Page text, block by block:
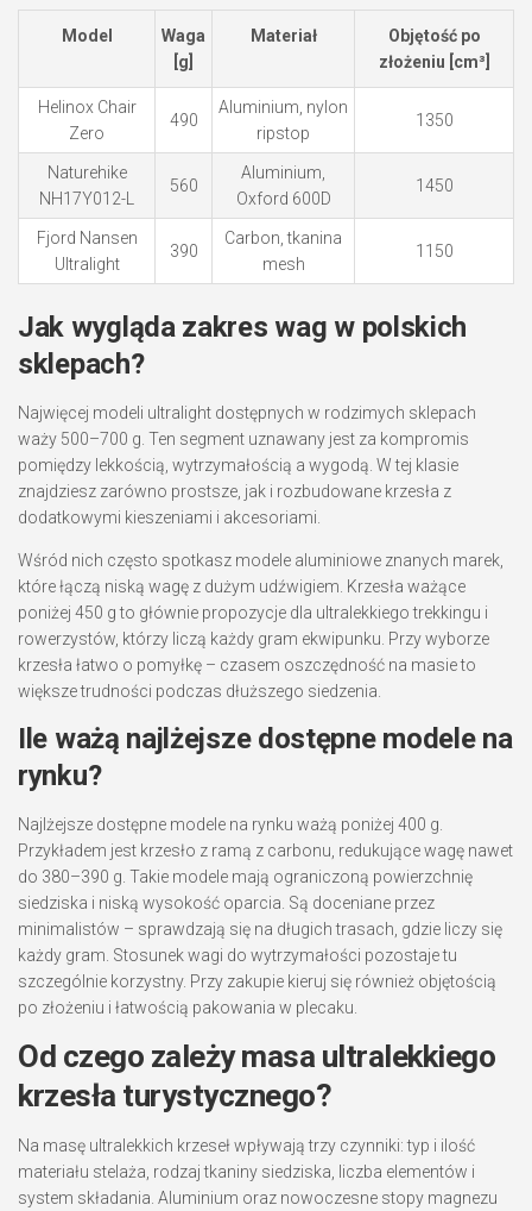
Model
Waga
[g]
Materiał
Objętość po
złożeniu [cm³]
Helinox Chair
Zero
490
Aluminium, nylon
ripstop
1350
Naturehike
NH17Y012-L
560
Aluminium,
Oxford 600D
1450
Fjord Nansen
Ultralight
390
Carbon, tkanina
mesh
1150
Jak wygląda zakres wag w polskich
sklepach?
Najwięcej modeli ultralight dostępnych w rodzimych sklepach
waży 500–700 g. Ten segment uznawany jest za kompromis
pomiędzy lekkością, wytrzymałością a wygodą. W tej klasie
znajdziesz zarówno prostsze, jak i rozbudowane krzesła z
dodatkowymi kieszeniami i akcesoriami.
Wśród nich często spotkasz modele aluminiowe znanych marek,
które łączą niską wagę z dużym udźwigiem. Krzesła ważące
poniżej 450 g to głównie propozycje dla ultralekkiego trekkingu i
rowerzystów, którzy liczą każdy gram ekwipunku. Przy wyborze
krzesła łatwo o pomyłkę – czasem oszczędność na masie to
większe trudności podczas dłuższego siedzenia.
Ile ważą najlżejsze dostępne modele na
rynku?
Najlżejsze dostępne modele na rynku ważą poniżej 400 g.
Przykładem jest krzesło z ramą z carbonu, redukujące wagę nawet
do 380–390 g. Takie modele mają ograniczoną powierzchnię
siedziska i niską wysokość oparcia. Są doceniane przez
minimalistów – sprawdzają się na długich trasach, gdzie liczy się
każdy gram. Stosunek wagi do wytrzymałości pozostaje tu
szczególnie korzystny. Przy zakupie kieruj się również objętością
po złożeniu i łatwością pakowania w plecaku.
Od czego zależy masa ultralekkiego
krzesła turystycznego?
Na masę ultralekkich krzeseł wpływają trzy czynniki: typ i ilość
materiału stelaża, rodzaj tkaniny siedziska, liczba elementów i
system składania. Aluminium oraz nowoczesne stopy magnezu